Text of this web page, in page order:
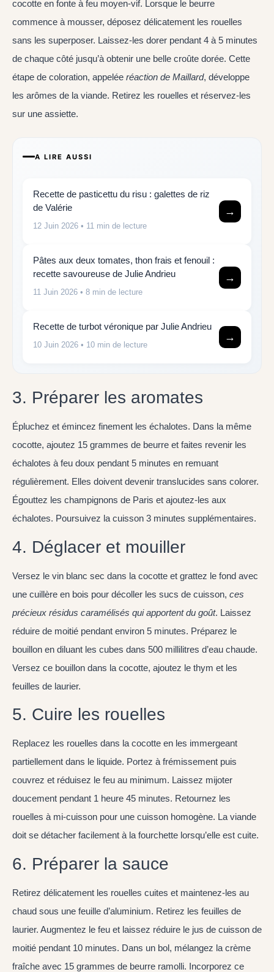
cocotte en fonte à feu moyen-vif. Lorsque le beurre
commence à mousser, déposez délicatement les rouelles
sans les superposer. Laissez-les dorer pendant 4 à 5 minutes
de chaque côté jusqu’à obtenir une belle croûte dorée. Cette
étape de coloration, appelée réaction de Maillard, développe
les arômes de la viande. Retirez les rouelles et réservez-les
sur une assiette.
A LIRE AUSSI
Recette de pasticettu du risu : galettes de riz
de Valérie
12 Juin 2026 • 11 min de lecture
→
Pâtes aux deux tomates, thon frais et fenouil :
recette savoureuse de Julie Andrieu
11 Juin 2026 • 8 min de lecture
→
Recette de turbot véronique par Julie Andrieu
10 Juin 2026 • 10 min de lecture
→
3. Préparer les aromates
Épluchez et émincez finement les échalotes. Dans la même
cocotte, ajoutez 15 grammes de beurre et faites revenir les
échalotes à feu doux pendant 5 minutes en remuant
régulièrement. Elles doivent devenir translucides sans colorer.
Égouttez les champignons de Paris et ajoutez-les aux
échalotes. Poursuivez la cuisson 3 minutes supplémentaires.
4. Déglacer et mouiller
Versez le vin blanc sec dans la cocotte et grattez le fond avec
une cuillère en bois pour décoller les sucs de cuisson, ces
précieux résidus caramélisés qui apportent du goût. Laissez
réduire de moitié pendant environ 5 minutes. Préparez le
bouillon en diluant les cubes dans 500 millilitres d’eau chaude.
Versez ce bouillon dans la cocotte, ajoutez le thym et les
feuilles de laurier.
5. Cuire les rouelles
Replacez les rouelles dans la cocotte en les immergeant
partiellement dans le liquide. Portez à frémissement puis
couvrez et réduisez le feu au minimum. Laissez mijoter
doucement pendant 1 heure 45 minutes. Retournez les
rouelles à mi-cuisson pour une cuisson homogène. La viande
doit se détacher facilement à la fourchette lorsqu’elle est cuite.
6. Préparer la sauce
Retirez délicatement les rouelles cuites et maintenez-les au
chaud sous une feuille d’aluminium. Retirez les feuilles de
laurier. Augmentez le feu et laissez réduire le jus de cuisson de
moitié pendant 10 minutes. Dans un bol, mélangez la crème
fraîche avec 15 grammes de beurre ramolli. Incorporez ce